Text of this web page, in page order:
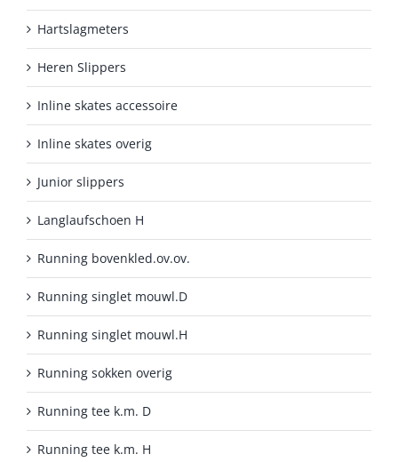
Hartslagmeters
Heren Slippers
Inline skates accessoire
Inline skates overig
Junior slippers
Langlaufschoen H
Running bovenkled.ov.ov.
Running singlet mouwl.D
Running singlet mouwl.H
Running sokken overig
Running tee k.m. D
Running tee k.m. H